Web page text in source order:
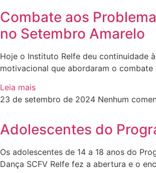
Combate aos
no Setembro Amarelo
Hoje o Instituto Relfe deu continuidade
motivacional que abordaram o
Leia mais
23 de setembro de 2024 Nenhum
Adolescentes do
Os adolescentes de 14 a 18 anos do
Dança SCFV Relfe fez a abertura e o